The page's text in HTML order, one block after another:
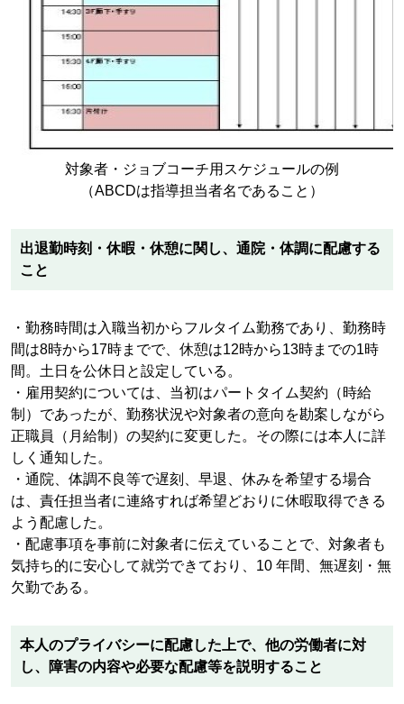
対象者・ジョブコーチ用スケジュールの例
（ABCDは指導担当者名であること）
出退勤時刻・休暇・休憩に関し、通院・体調に配慮する
こと
・勤務時間は入職当初からフルタイム勤務であり、勤務時
間は8時から17時までで、休憩は12時から13時までの1時
間。土日を公休日と設定している。
・雇用契約については、当初はパートタイム契約（時給
制）であったが、勤務状況や対象者の意向を勘案しながら
正職員（月給制）の契約に変更した。その際には本人に詳
しく通知した。
・通院、体調不良等で遅刻、早退、休みを希望する場合
は、責任担当者に連絡すれば希望どおりに休暇取得できる
よう配慮した。
・配慮事項を事前に対象者に伝えていることで、対象者も
気持ち的に安心して就労できており、10 年間、無遅刻・無
欠勤である。
本人のプライバシーに配慮した上で、他の労働者に対
し、障害の内容や必要な配慮等を説明すること